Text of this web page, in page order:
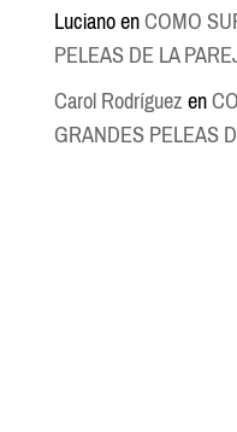
LucianoenCOMO
PELEAS DE LA
Carol Rodríguezen
GRANDES PELEAS